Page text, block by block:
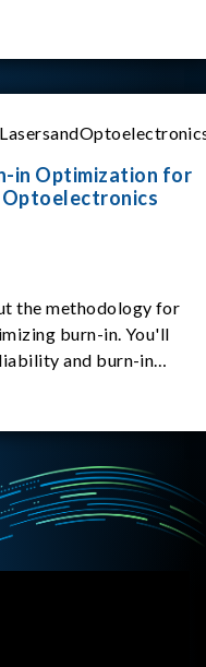
an
in Optimization for
Optoelectronics
the methodology for
burn-in. You'll
and burn-in